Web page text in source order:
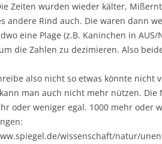
Zeiten wurden wieder kälter,
andere Rind auch. Die waren dann
eine Plage (z.B. Kaninchen in
die Zahlen zu dezimieren. Also
also nicht so etwas könnte
man auch nicht mehr nützen.
oder weniger egal. 1000 mehr oder
wissenschaft/natur/